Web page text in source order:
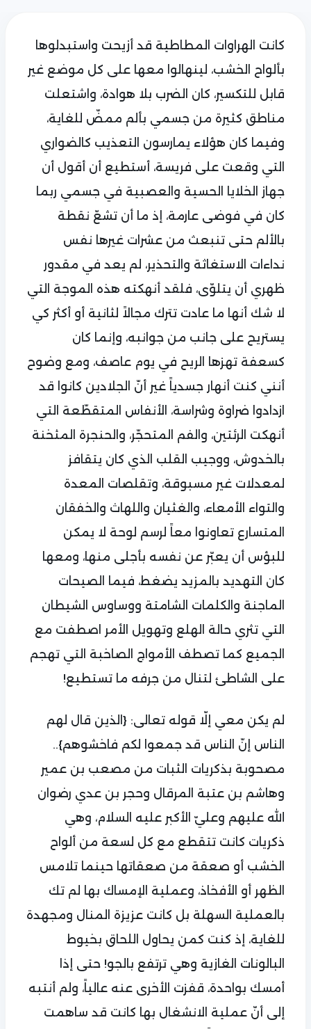
كانت الهراوات المطاطية قد أزيحت واستبدلوها
بألواح الخشب، لينهالوا معها على كل موضع غير
قابل للتكسير، كان الضرب بلا هوادة، واشتعلت
مناطق كثيرة من جسمي بألم ممضّ للغاية،
وفيما كان هؤلاء يمارسون التعذيب كالضواري
التي وقعت على فريسة، أستطيع أن أقول أن
جهاز الخلايا الحسية والعصبية في جسمي ربما
كان في فوضى عارمة، إذ ما أن تشعّ نقطة
بالألم حتى تنبعث من عشرات غيرها نفس
نداءات الاستغاثة والتحذير، لم يعد في مقدور
ظهري أن يتلوّى، فلقد أنهكته هذه الموجة التي
لا شك أنها ما عادت تترك مجالاً لثانية أو أكثر كي
يستريح على جانب من جوانبه، وإنما كان
كسعفة تهزها الريح في يوم عاصف، ومع وضوح
أنني كنت أنهار جسدياً غير أنّ الجلادين كانوا قد
ازدادوا ضراوة وشراسة، الأنفاس المتقطّعة التي
أنهكت الرئتين، والفم المتحجّر، والحنجرة المثخنة
بالخدوش، ووجيب القلب الذي كان يتقافز
لمعدلات غير مسبوقة، وتقلصات المعدة
والتواء الأمعاء، والغثيان واللهاث والخفقان
المتسارع تعاونوا معاً لرسم لوحة لا يمكن
للبؤس أن يعبّر عن نفسه بأجلى منها، ومعها
كان التهديد بالمزيد يضغط، فيما الصيحات
الماجنة والكلمات الشامتة ووساوس الشيطان
التي تثري حالة الهلع وتهويل الأمر اصطفت مع
الجميع كما تصطف الأمواج الصاخبة التي تهجم
على الشاطئ لتنال من جرفه ما تستطيع!
لم يكن معي إلّا قوله تعالى: {الذين قال لهم
الناس إنّ الناس قد جمعوا لكم فاخشوهم}..
مصحوبة بذكريات الثبات من مصعب بن عمير
وهاشم بن عتبة المرقال وحجر بن عدي رضوان
الله عليهم وعليّ الأكبر عليه السلام، وهي
ذكريات كانت تتقطع مع كل لسعة من ألواح
الخشب أو صعقة من صعقاتها حينما تلامس
الظهر أو الأفخاذ، وعملية الإمساك بها لم تك
بالعملية السهلة بل كانت عزيزة المنال ومجهدة
للغاية، إذ كنت كمن يحاول اللحاق بخيوط
البالونات الغازية وهي ترتفع بالجو! حتى إذا
أمسك بواحدة، قفزت الأخرى عنه عالياً، ولم أنتبه
إلى أنّ عملية الانشغال بها كانت قد ساهمت